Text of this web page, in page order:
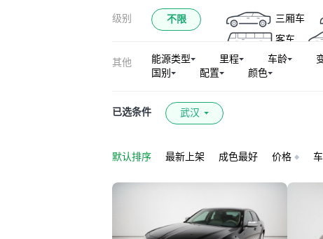
级别 不限 三厢车
客车
其他 能源类型 里程 车龄
国别
配置 颜色
已选条件 武汉
默认排序 最新上架 成色最好 价格